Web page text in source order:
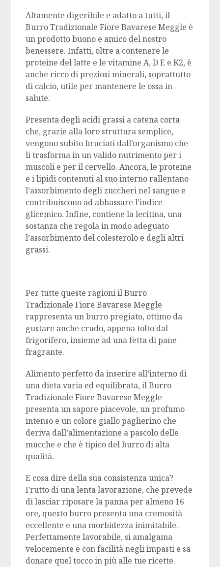
Altamente digeribile e adatto a tutti, il
Burro Tradizionale Fiore Bavarese Meggle è
un prodotto buono e amico del nostro
benessere. Infatti, oltre a contenere le
proteine del latte e le vitamine A, D E e K2, è
anche ricco di preziosi minerali, soprattutto
di calcio, utile per mantenere le ossa in
salute.
Presenta degli acidi grassi a catena corta
che, grazie alla loro struttura semplice,
vengono subito bruciati dall’organismo che
li trasforma in un valido nutrimento per i
muscoli e per il cervello. Ancora, le proteine
e i lipidi contenuti al suo interno rallentano
l’assorbimento degli zuccheri nel sangue e
contribuiscono ad abbassare l’indice
glicemico. Infine, contiene la lecitina, una
sostanza che regola in modo adeguato
l’assorbimento del colesterolo e degli altri
grassi.
Per tutte queste ragioni il Burro
Tradizionale Fiore Bavarese Meggle
rappresenta un burro pregiato, ottimo da
gustare anche crudo, appena tolto dal
frigorifero, insieme ad una fetta di pane
fragrante.
Alimento perfetto da inserire all’interno di
una dieta varia ed equilibrata, il Burro
Tradizionale Fiore Bavarese Meggle
presenta un sapore piacevole, un profumo
intenso e un colore giallo paglierino che
deriva dall’alimentazione a pascolo delle
mucche e che è tipico del burro di alta
qualità.
E cosa dire della sua consistenza unica?
Frutto di una lenta lavorazione, che prevede
di lasciar riposare la panna per almeno 16
ore, questo burro presenta una cremosità
eccellente e una morbidezza inimitabile.
Perfettamente lavorabile, si amalgama
velocemente e con facilità negli impasti e sa
donare quel tocco in più alle tue ricette.